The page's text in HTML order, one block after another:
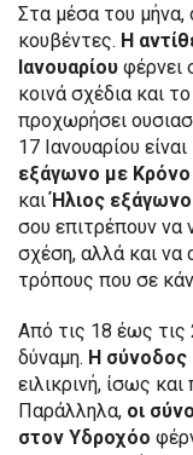
Στα μέσα του
κουβέντες. Η
Ιανουαρίου φέρνει
κοινά σχέδια και
προχωρήσει
17 Ιανουαρίου
εξάγωνο με Κρόνο
καιΉλιος
σου επιτρέπουν να
σχέση, αλλά και να
τρόπους που σε
Από τις 18 έως τις
δύναμη. Η σύνοδος
ειλικρινή, ίσως
Παράλληλα, οι
στον Υδροχόο